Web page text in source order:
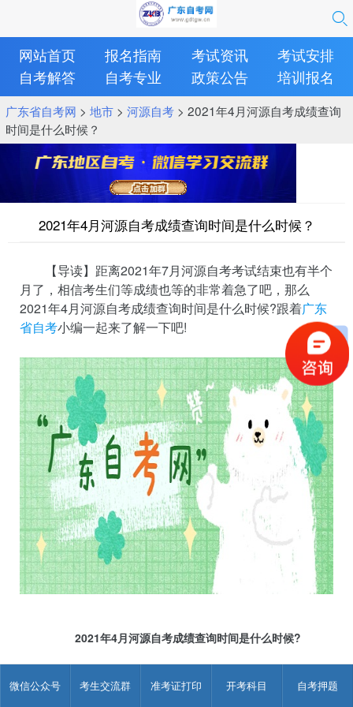
微信公众号 考生交流群 准考证打印 开考科目 自考押题
网站首页 报名指南 考试资讯
考试安排
自考解答
自考专业 政策公告 培训报名
广东省自考网 > 地市> 河源自考> 2021年4月河源自考成绩查询
时间是什么时候？
2021年4月河源自考成绩查询时间是什么时候？
【导读】距离2021年7月河源自考考试结束也有半个
月了，相信考生们等成绩也等的非常着急了吧，那么
2021年4月河源自考成绩查询时间是什么时候?跟着广东
省自考小编一起来了解一下吧!
2021年4月河源自考成绩查询时间是什么时候?
生可通过自学考试管理系统查询合格成绩，或者通过省教育考试